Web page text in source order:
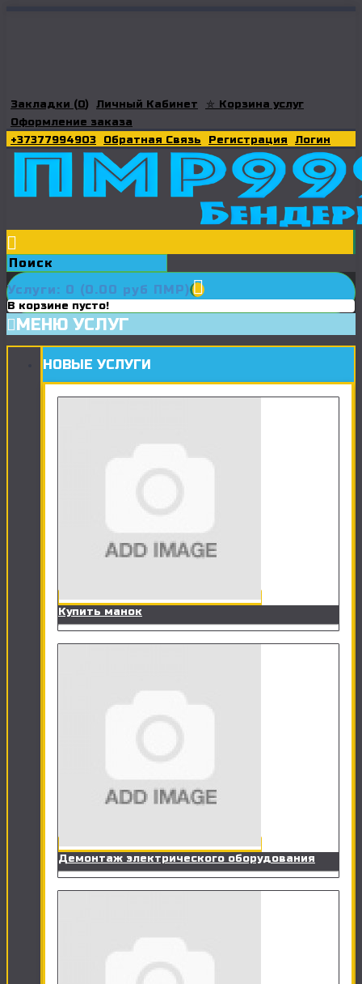
Закладки (0) Личный Кабинет
⛤ Корзина услуг
Оформление заказа
+37377994903
Обратная Связь Регистрация Логин
Услуги: 0 (0.00 руб ПМР)
В корзине пусто!
МЕНЮ УСЛУГ
НОВЫЕ УСЛУГИ
Купить манок
Демонтаж электрического оборудования